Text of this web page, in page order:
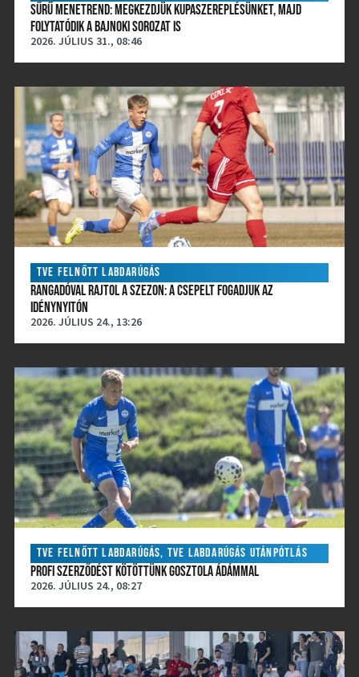
SŰRŰ MENETREND: MEGKEZDJÜK KUPASZEREPLÉSÜNKET, MAJD
FOLYTATÓDIK A BAJNOKI SOROZAT IS
2026. JÚLIUS 31., 08:46
TVE FELNŐTT LABDARÚGÁS
RANGADÓVAL RAJTOL A SZEZON: A CSEPELT FOGADJUK AZ
IDÉNYNYITÓN
2026. JÚLIUS 24., 13:26
TVE FELNŐTT LABDARÚGÁS, TVE LABDARÚGÁS UTÁNPÓTLÁS
PROFI SZERZŐDÉST KÖTÖTTÜNK GOSZTOLA ÁDÁMMAL
2026. JÚLIUS 24., 08:27